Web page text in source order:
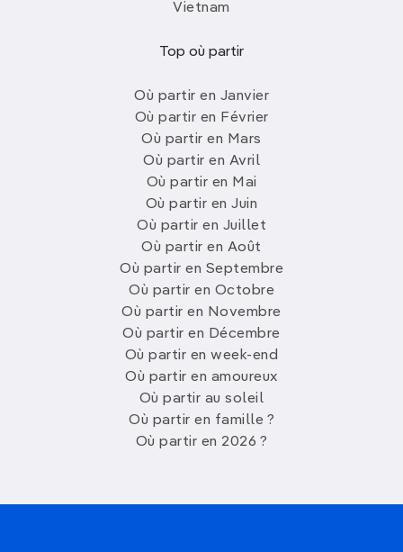
Vietnam
Top où partir
Où partir en Janvier
Où partir en Février
Où partir en Mars
Où partir en Avril
Où partir en Mai
Où partir en Juin
Où partir en Juillet
Où partir en Août
Où partir en Septembre
Où partir en Octobre
Où partir en Novembre
Où partir en Décembre
Où partir en week-end
Où partir en amoureux
Où partir au soleil
Où partir en famille ?
Où partir en 2026 ?